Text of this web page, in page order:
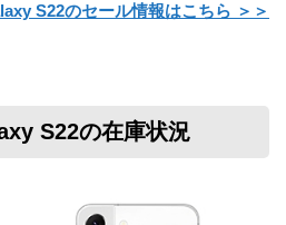
S22のセール情報はこちら ＞＞
S22の在庫状況